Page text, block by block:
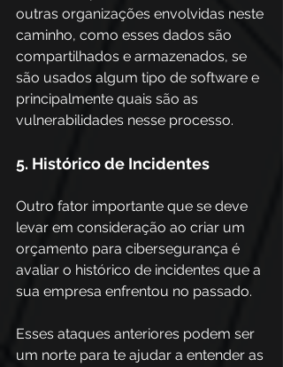
outras organizações envolvidas neste
caminho, como esses dados são
compartilhados e armazenados, se
são usados algum tipo de software e
principalmente quais são as
vulnerabilidades nesse processo.
5. Histórico de Incidentes
Outro fator importante que se deve
levar em consideração ao criar um
orçamento para cibersegurança é
avaliar o histórico de incidentes que a
sua empresa enfrentou no passado.
Esses ataques anteriores podem ser
um norte para te ajudar a entender as